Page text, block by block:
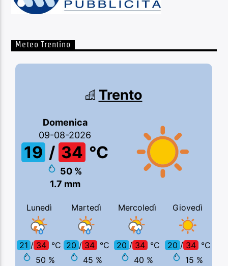
Meteo Trentino